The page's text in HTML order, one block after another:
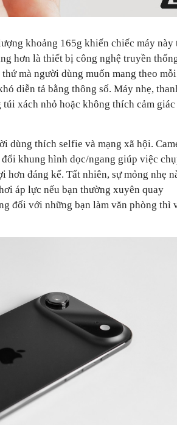
khoảng 165g khiến chiếc máy này
hơn là thiết bị công nghệ truyền
mà người dùng muốn mang theo mỗi
diễn tả bằng thông số. Máy nhẹ,
xách nhỏ hoặc không thích cảm giác
dùng thích selfie và mạng xã hội.
khung hình dọc/ngang giúp việc
đáng kể. Tất nhiên, sự mỏng nhẹ
áp lực nếu bạn thường xuyên quay
đối với những bạn làm văn phòng thì